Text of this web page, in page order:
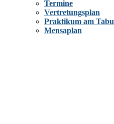
Termine
Vertretungsplan
Praktikum am Tabu
Mensaplan